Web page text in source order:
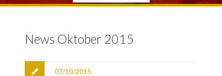
News Oktober 2015
07/10/2015